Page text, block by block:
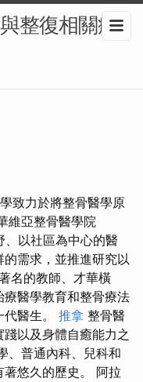
整復相關療
致力於將整骨醫學原
維亞整骨醫學院
、以社區為中心的醫
需求，並推進研究以
名的教師、才華橫
醫學教育和整骨療法
醫生。 推拿 整骨醫
以及身體自癒能力之
、普通內科、兒科和
悠久的歷史。 阿拉